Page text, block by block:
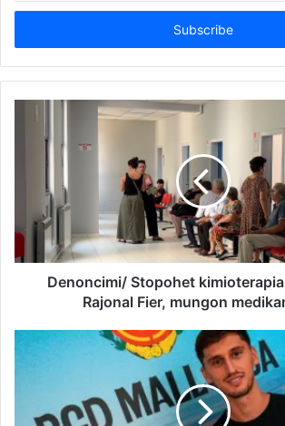
Email
Denoncimi/ Stopohet
Rajonal Fier, mungon